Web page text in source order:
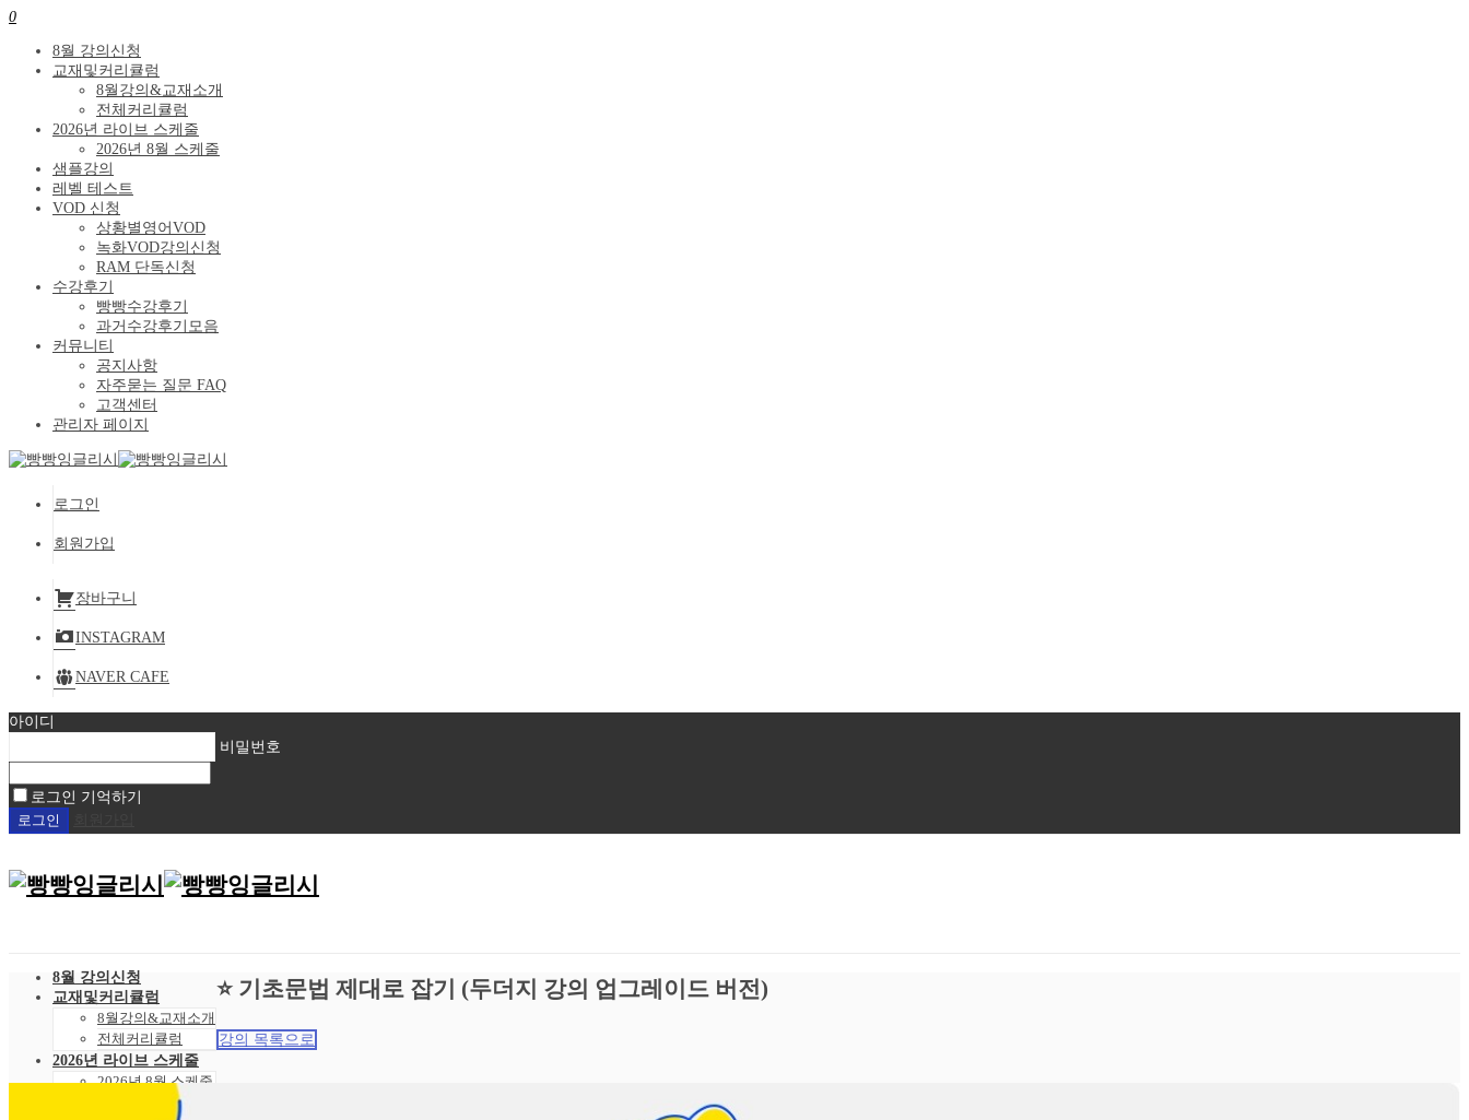
0
8월 강의신청
교재및커리큘럼
8월강의&교재소개
전체커리큘럼
2026년 라이브 스케줄
2026년 8월 스케줄
샘플강의
레벨 테스트
VOD 신청
상황별영어VOD
녹화VOD강의신청
RAM 단독신청
수강후기
빵빵수강후기
과거수강후기모음
커뮤니티
공지사항
자주묻는 질문 FAQ
고객센터
관리자 페이지
로그인
회원가입
장바구니
INSTAGRAM
NAVER CAFE
아이디
비밀번호
로그인 기억하기
8월 강의신청
교재및커리큘럼
8월강의&교재소개
전체커리큘럼
2026년 라이브 스케줄
2026년 8월 스케줄
⭐ 기초문법 제대로 잡기 (두더지 강의 업그레이드 버전)
강의 목록으로